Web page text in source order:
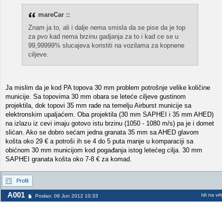
mareCar ::
Znam ja to, ali i dalje nema smisla da se pise da je top
za pvo kad nema brzinu gadjanja za to i kad ce se u
99,99999% slucajeva koristiti na vozilama za kopnene
ciljeve.
Ja mislim da je kod PA topova 30 mm problem potrošnje velike količine
municije. Sa topovima 30 mm obara se leteće ciljeve gustinom
projektila, dok topovi 35 mm rade na temelju Airburst municije sa
elektronskim upaljaćem. Oba projektila (30 mm SAPHEI i 35 mm AHED)
na izlazu iz cevi imaju gotovo istu brzinu (1050 - 1080 m/s) pa je i domet
slićan. Ako se dobro sećam jedna granata 35 mm sa AHED glavom
košta oko 29 € a potroši ih se 4 do 5 puta manje u komparaciji sa
obićnom 30 mm municijom kod pogađanja istog letećeg cilja. 30 mm
SAPHEI granata košta oko 7-8 € za komad.
Profil
A001 Poslao: 08 Jun 2012 10:33 Idi na vrh